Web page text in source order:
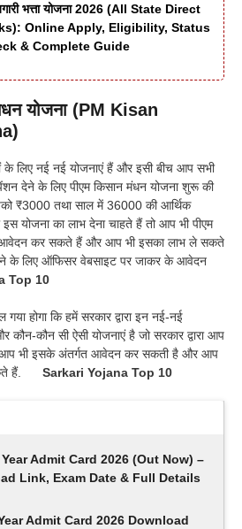
भत्ता योजना 2026 (All State Direct
Online Apply, Eligibility, Status
& Complete Guide
योजना (PM Kisan
के लिए नई नई योजनाएं हैं और इसी बीच आप सभी
देने के लिए पीएम किसान मंधन योजना शुरू की
₹3000 तथा साल में 36000 की आर्थिक
योजना का लाभ देना चाहते हैं तो आप भी पीएम
आवेदन कर सकते हैं और आप भी इसका लाभ ले सकते
के लिए ऑफिसर वेबसाइट पर जाकर के आवेदन
Top 10
होगा कि हमें सरकार द्वारा इन नई-नई
कौन सी ऐसी योजनाएं है जो सरकार द्वारा आप
आप भी इसके अंतर्गत आवेदन कर सकती है और आप
हैं.
Sarkari Yojana Top 10
Admit Card 2026 (Out Now) –
Link, Exam Date & Full Details
Admit Card 2026 Download